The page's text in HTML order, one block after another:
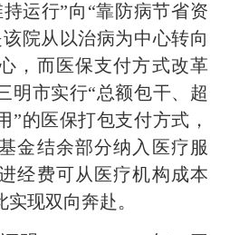
行”向“靠防病节省资
院从以治病为中心转向
，而医保支付方式改革
明市实行“总额包干、超
”的医保打包支付方式，
金结余部分纳入医疗服
经费可从医疗机构成本
现双向奔赴。